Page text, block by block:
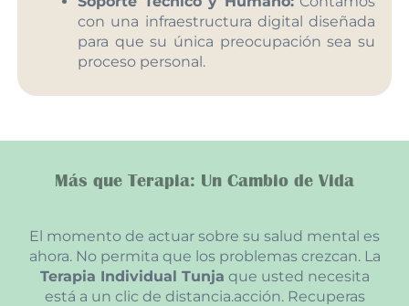
con una infraestructura digital diseñada
para que su única preocupación sea su
proceso personal.
Más que Terapia: Un Cambio de Vida
El momento de actuar sobre su salud mental es
ahora. No permita que los problemas crezcan. La
Terapia Individual Tunja que usted necesita
está a un clic de distancia.acción. Recuperas